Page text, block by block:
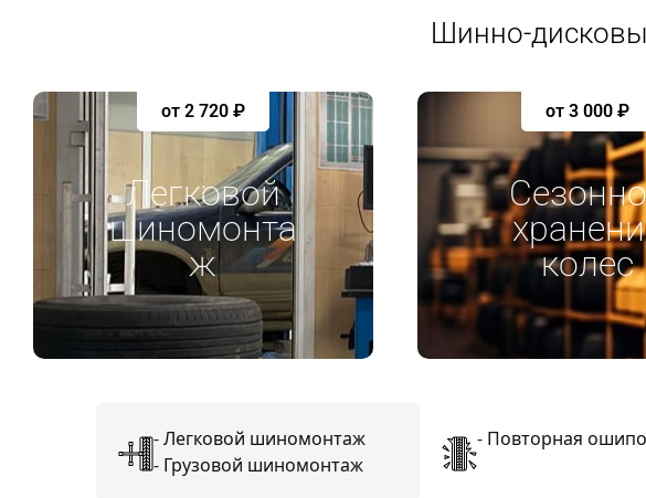
Шинно-
от 2 720 ₽
Легковой
шиномонта
ж
от 3 000 ₽
колес
-Легковой шиномонтаж
- Грузовой шиномонтаж
- Повторная